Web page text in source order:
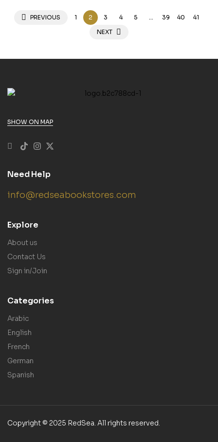
Paperback
PREVIOUS 1 2 3 4 5 … 39 40
41
NEXT
SHOW ON MAP
Need Help
info@redseabookstores.com
Explore
About us
Contact Us
Sign in/Join
Categories
Arabic
English
French
German
Spanish
Copyright © 2025 RedSea. All rights reserved.